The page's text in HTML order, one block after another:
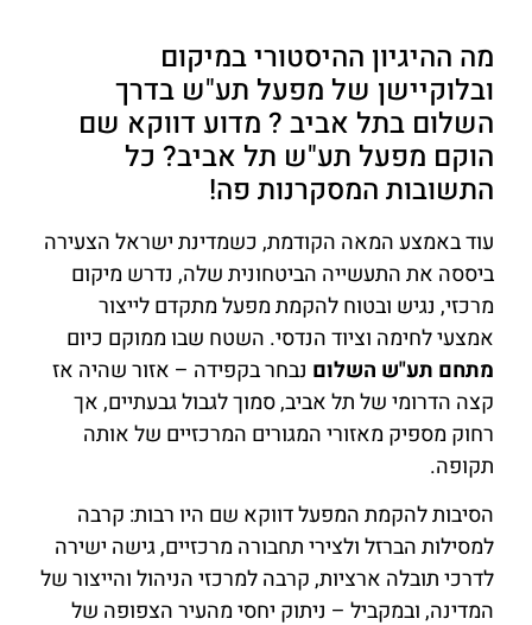
מה ההיגיון ההיסטורי במיקום
ובלוקיישן של מפעל תע"ש בדרך
השלום בתל אביב ? מדוע דווקא שם
הוקם מפעל תע"ש תל אביב? כל
התשובות המסקרנות פה!
עוד באמצע המאה הקודמת, כשמדינת ישראל הצעירה
ביססה את התעשייה הביטחונית שלה, נדרש מיקום
מרכזי, נגיש ובטוח להקמת מפעל מתקדם לייצור
אמצעי לחימה וציוד הנדסי. השטח שבו ממוקם כיום
מתחם תע"ש השלום נבחר בקפידה – אזור שהיה אז
קצה הדרומי של תל אביב, סמוך לגבול גבעתיים, אך
רחוק מספיק מאזורי המגורים המרכזיים של אותה
תקופה.
הסיבות להקמת המפעל דווקא שם היו רבות: קרבה
למסילות הברזל ולצירי תחבורה מרכזיים, גישה ישירה
לדרכי תובלה ארציות, קרבה למרכזי הניהול והייצור של
המדינה, ובמקביל – ניתוק יחסי מהעיר הצפופה של